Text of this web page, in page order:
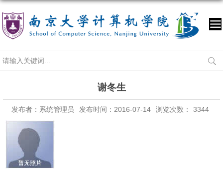
谢冬生
发布者：系统管理员 发布时间：2016-07-14 浏览次数： 3344